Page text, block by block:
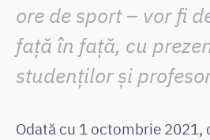
ore de sport – vor fi
față în față, cu
studenților și
Odată cu 1 octombrie 2021,